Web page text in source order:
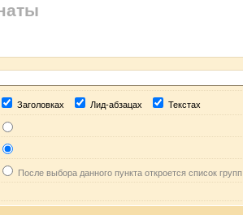
Заголовках Лид-абзацах Текстах
После выбора данного пункта откроется список групп